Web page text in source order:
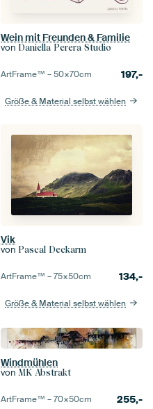
Wein mit Freunden & Familie
von Daniella Perera Studio
ArtFrame™ –50×70cm 197,-
Größe & Material selbst wählen
Vik
von Pascal Deckarm
ArtFrame™ –75×50cm 134,-
Größe & Material selbst wählen
Windmühlen
von MK Abstrakt
ArtFrame™ –70×50cm 255,-